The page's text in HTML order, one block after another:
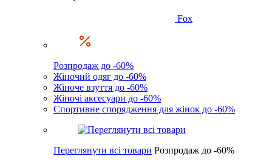
Fox
Розпродаж до -60%
Жіночий одяг до -60%
Жіноче взуття до -60%
Жіночі аксесуари до -60%
Спортивне спорядження для жінок до -60%
Переглянути всі товари Розпродаж до -60%